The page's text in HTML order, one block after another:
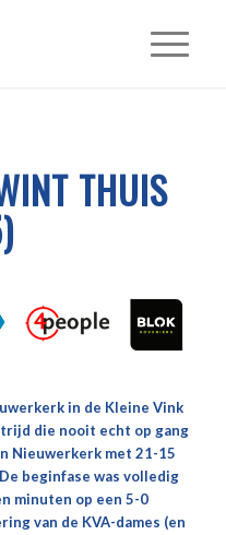
THUIS
in de Kleine Vink
die nooit echt op gang
Nieuwerkerk met 21-15
beginfase was volledig
minuten op een 5-0
van de KVA-dames (en